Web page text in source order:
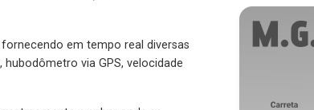
em tempo real diversas
via GPS, velocidade
e saber onde se